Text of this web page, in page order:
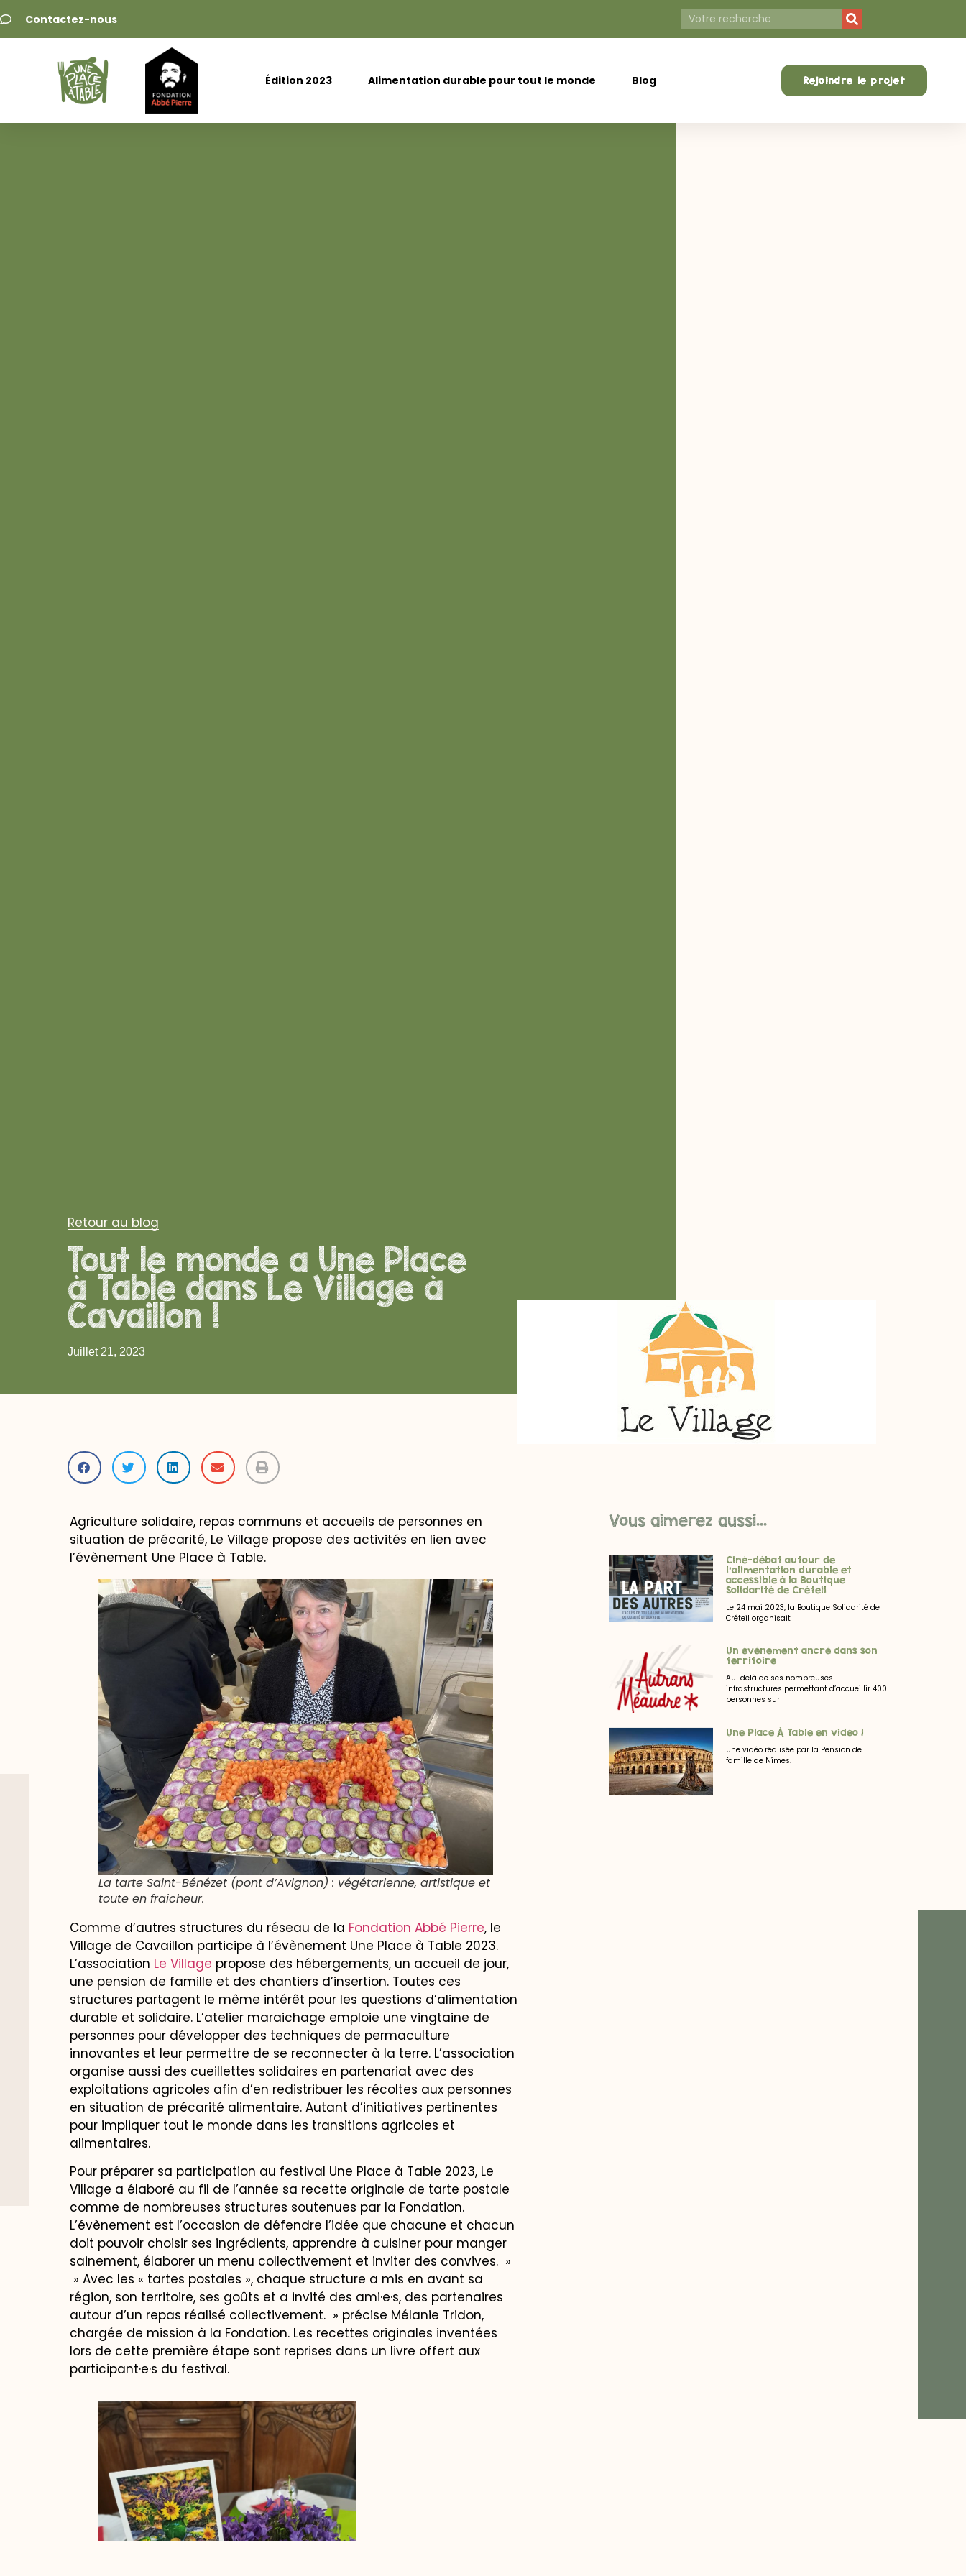
Contactez-nous
Édition 2023 Alimentation durable pour tout le monde Blog Rejoindre le projet
Retour au blog
Tout le monde a Une Place
à Table dans Le Village à
Cavaillon !
Juillet 21, 2023
Agriculture solidaire, repas communs et accueils de personnes en
situation de précarité, Le Village propose des activités en lien avec
l’évènement Une Place à Table.
La tarte Saint-Bénézet (pont d’Avignon) : végétarienne, artistique et
toute en fraicheur.
Comme d’autres structures du réseau de la Fondation Abbé Pierre, le
Village de Cavaillon participe à l’évènement Une Place à Table 2023.
L’association Le Village propose des hébergements, un accueil de jour,
une pension de famille et des chantiers d’insertion. Toutes ces
structures partagent le même intérêt pour les questions d’alimentation
durable et solidaire. L’atelier maraichage emploie une vingtaine de
personnes pour développer des techniques de permaculture
innovantes et leur permettre de se reconnecter à la terre. L’association
organise aussi des cueillettes solidaires en partenariat avec des
exploitations agricoles afin d’en redistribuer les récoltes aux personnes
en situation de précarité alimentaire. Autant d’initiatives pertinentes
pour impliquer tout le monde dans les transitions agricoles et
alimentaires.
Pour préparer sa participation au festival Une Place à Table 2023, Le
Village a élaboré au fil de l’année sa recette originale de tarte postale
comme de nombreuses structures soutenues par la Fondation.
L’évènement est l’occasion de défendre l’idée que chacune et chacun
doit pouvoir choisir ses ingrédients, apprendre à cuisiner pour manger
sainement, élaborer un menu collectivement et inviter des convives. »
» Avec les « tartes postales », chaque structure a mis en avant sa
région, son territoire, ses goûts et a invité des ami·e·s, des partenaires
autour d’un repas réalisé collectivement. » précise Mélanie Tridon,
chargée de mission à la Fondation. Les recettes originales inventées
lors de cette première étape sont reprises dans un livre offert aux
participant·e·s du festival.
Vous aimerez aussi...
Ciné-débat autour de
l’alimentation durable et
accessible à la Boutique
Solidarité de Créteil
Le 24 mai 2023, la Boutique Solidarité de
Créteil organisait
Un événement ancré dans son
territoire
Au-delà de ses nombreuses
infrastructures permettant d’accueillir 400
personnes sur
Une Place À Table en vidéo !
Une vidéo réalisée par la Pension de
famille de Nîmes.